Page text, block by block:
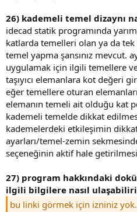
26) kademeli temel dizaynı
idecad statik programında
katlarda temelleri olan ya da
temel yapma şansınız mevcut.
uygulamak için ilgili temellere
taşıyıcı elemanlara kot değeri
eğer temellere oturan
elemanın temeli ait olduğu kat
kademeli temelde dikkat
kademelerdeki etkileşimin
ayarları/temel-zemin
seçeneğinin aktif hale
27) program hakkındaki
ilgili bilgilere nasıl
bu linki görmek için izniniz yok.